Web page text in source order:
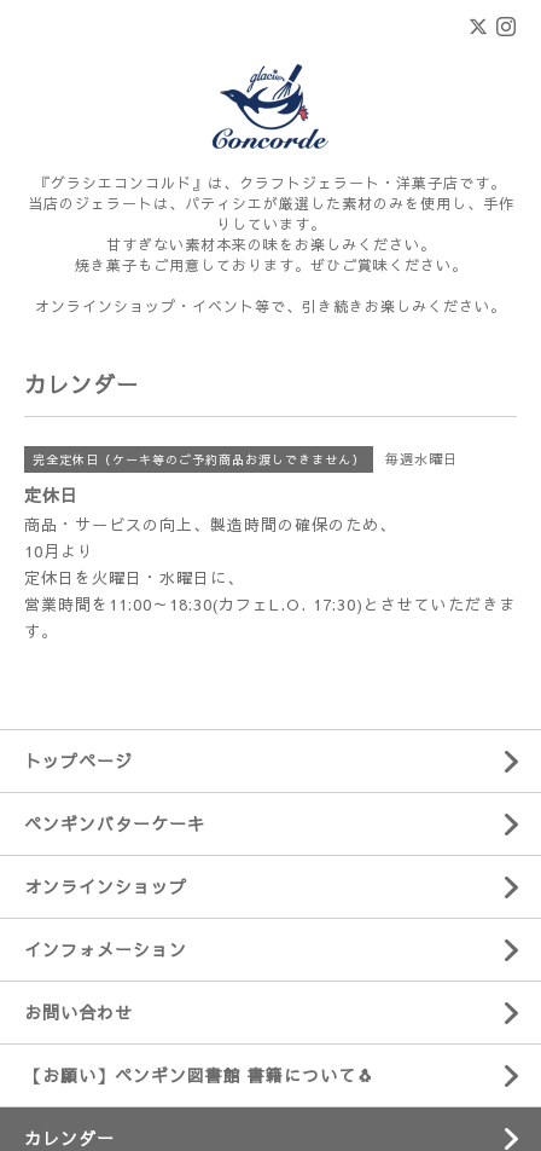
『グラシエコンコルド』は、クラフトジェラート・洋菓子店です。
当店のジェラートは、パティシエが厳選した素材のみを使用し、手作
りしています。
甘すぎない素材本来の味をお楽しみください。
焼き菓子もご用意しております。ぜひご賞味ください。
オンラインショップ・イベント等で、引き続きお楽しみください。
カレンダー
完全定休日（ケーキ等のご予約商品お渡しできません） 毎週水曜日
定休日
商品・サービスの向上、製造時間の確保のため、
10月より
定休日を火曜日・水曜日に、
営業時間を11:00～18:30(カフェL.O. 17:30)とさせていただきま
す。
トップページ
ペンギンバターケーキ
オンラインショップ
インフォメーション
お問い合わせ
【お願い】ペンギン図書館 書籍について🐧
カレンダー